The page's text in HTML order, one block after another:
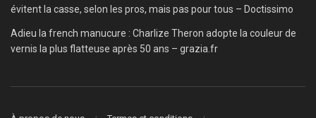
évitent la casse, selon les pros, mais pas pour tous – Doctissimo
Adieu la french manucure : Charlize Theron adopte la couleur de
vernis la plus flatteuse après 50 ans – grazia.fr